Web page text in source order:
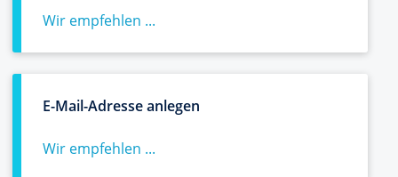
Wir empfehlen ...
E-Mail-Adresse anlegen
Wir empfehlen ...